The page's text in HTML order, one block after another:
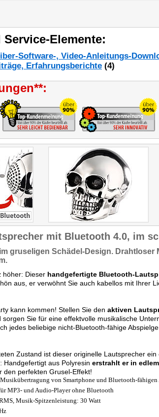
Elemente:
Software-, Video-Anleitungs-
Erfahrungsberichte (4)
mit Bluetooth 4.0, im
im gruseligen Schädel-Design. Drahtloser
höher: Dieser handgefertigte Bluetooth-
aus, er verwöhnt Sie auch kabellos mit Ihrer
kann kommen! Stellen Sie den aktiven
sorgen Sie für eine effektvolle musikalische
jedes beliebige nicht-Bluetooth-fähige
Zustand ist dieser originelle Lautsprecher ein
Handgefertigt aus Polyresin erstrahlt er in
den perfekten Grusel-Effekt!
von Smartphone und Bluetooth-fähigen
MP3- und Audio-Player ohne Bluetooth
Musik-Spitzenleistung: 30 Watt